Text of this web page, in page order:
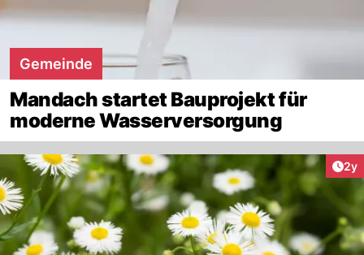
Gemeinde
Mandach startet Bauprojekt für
moderne Wasserversorgung
2y